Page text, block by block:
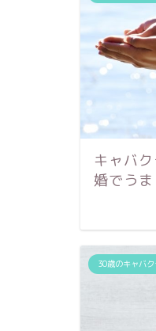
キャバ
婚でう
30歳のキャバ